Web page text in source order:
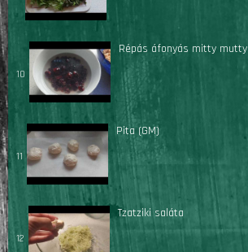
10
Répás áfonyás mitty mutty
11
Pita (GM)
12
Tzatziki saláta